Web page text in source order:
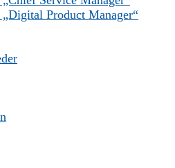
Product Manager“